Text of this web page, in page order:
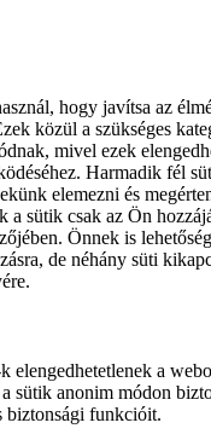
hogy javítsa az
közül a szükséges
mivel ezek
Harmadik fél
elemezni és
a sütik csak az Ön
Önnek is
de néhány süti
elengedhetetlenek a
sütik anonim módon
biztonsági funkcióit.